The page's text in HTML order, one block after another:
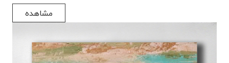
مشاهده